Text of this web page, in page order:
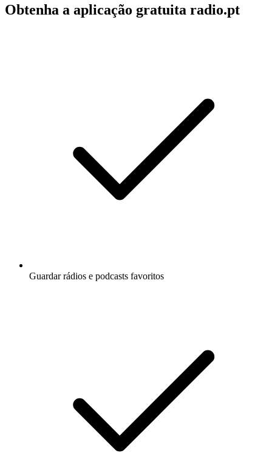
Obtenha a aplicação gratuita radio.pt
Guardar rádios e podcasts favoritos